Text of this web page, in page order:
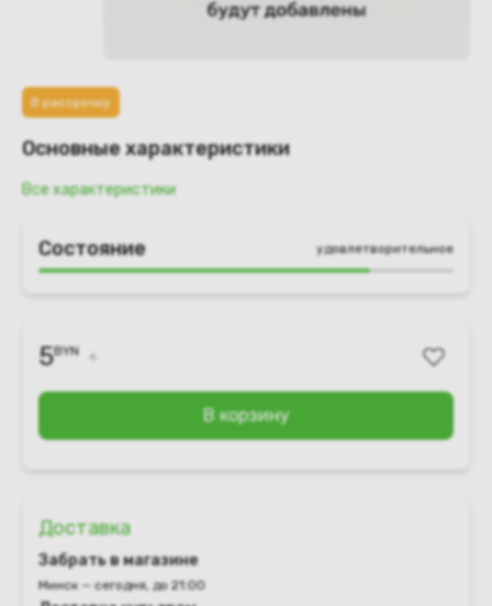
В рассрочку
Основные характеристики
Все характеристики
Состояние удовлетворительное
5BYN 6
В корзину
Доставка
Забрать в магазине
Минск — сегодня, до 21:00